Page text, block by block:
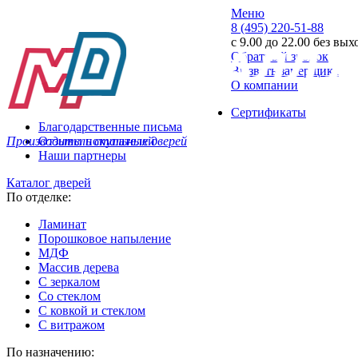
Производитель стальных дверей
Меню
8 (495) 220-51-88
с 9.00 до 22.00 без
Обратный звонок
Вызвать замерщика
О компании
Сертификаты
Благодарственные письма
Отзывы покупателей
Наши партнеры
Каталог дверей
По отделке:
Ламинат
Порошковое напыление
МДФ
Массив дерева
С зеркалом
Со стеклом
С ковкой и стеклом
С витражом
По назначению: